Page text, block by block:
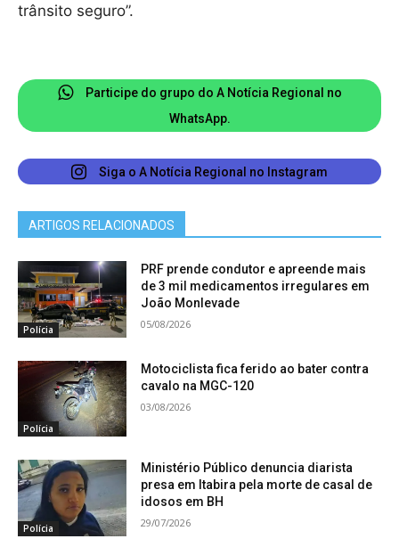
trânsito seguro”.
Participe do grupo do A Notícia Regional no
WhatsApp.
Siga o A Notícia Regional no Instagram
ARTIGOS RELACIONADOS
Polícia
PRF prende condutor e apreende mais
de 3 mil medicamentos irregulares em
João Monlevade
05/08/2026
Polícia
Motociclista fica ferido ao bater contra
cavalo na MGC-120
03/08/2026
Polícia
Ministério Público denuncia diarista
presa em Itabira pela morte de casal de
idosos em BH
29/07/2026